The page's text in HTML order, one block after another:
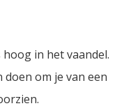
in het vaandel.
doen om je van een